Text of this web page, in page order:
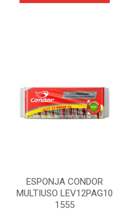
ESPONJA CONDOR
MULTIUSO LEV12PAG10
1555